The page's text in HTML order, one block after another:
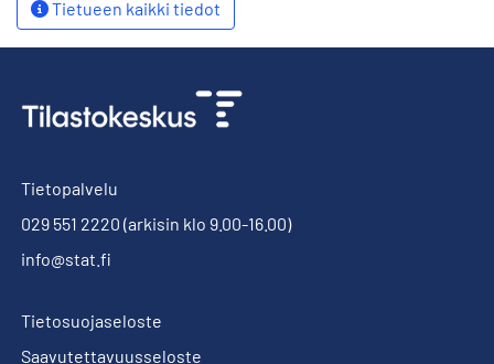
Tietueen kaikki tiedot
Tietopalvelu
029 551 2220 (arkisin klo 9.00-16.00)
info@stat.fi
Tietosuojaseloste
Saavutettavuusseloste